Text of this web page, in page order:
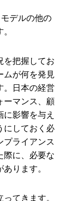
デルの他の
を把握してお
ムが何を発見
。日本の経営
ーマンス、顧
影響を与え
にしておく必
プライアンス
際に、必要な
ります。
てきます。